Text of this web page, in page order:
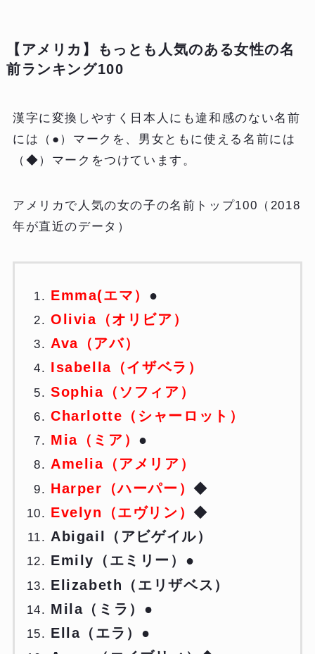
【アメリカ】もっとも人気のある女性の名
前ランキング100
漢字に変換しやすく日本人にも違和感のない名前
には（●）マークを、男女ともに使える名前には
（◆）マークをつけています。
アメリカで人気の女の子の名前トップ100（2018
年が直近のデータ）
Emma(エマ） ●
Olivia（オリビア）
Ava（アバ）
Isabella（イザベラ）
Sophia（ソフィア）
Charlotte（シャーロット）
Mia（ミア） ●
Amelia（アメリア）
Harper（ハーパー）◆
Evelyn（エヴリン）◆
Abigail（アビゲイル）
Emily（エミリー） ●
Elizabeth（エリザベス）
Mila（ミラ）●
Ella（エラ）●